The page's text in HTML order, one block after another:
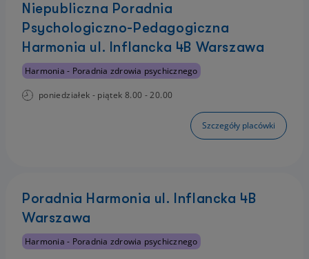
Niepubliczna Poradnia
Psychologiczno-Pedagogiczna
Harmonia ul. Inflancka 4B Warszawa
Harmonia - Poradnia zdrowia psychicznego
poniedziałek - piątek 8.00 - 20.00
Szczegóły placówki
Poradnia Harmonia ul. Inflancka 4B
Warszawa
Harmonia - Poradnia zdrowia psychicznego